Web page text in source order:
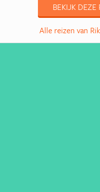
BEKIJK DEZE
Alle reizen van